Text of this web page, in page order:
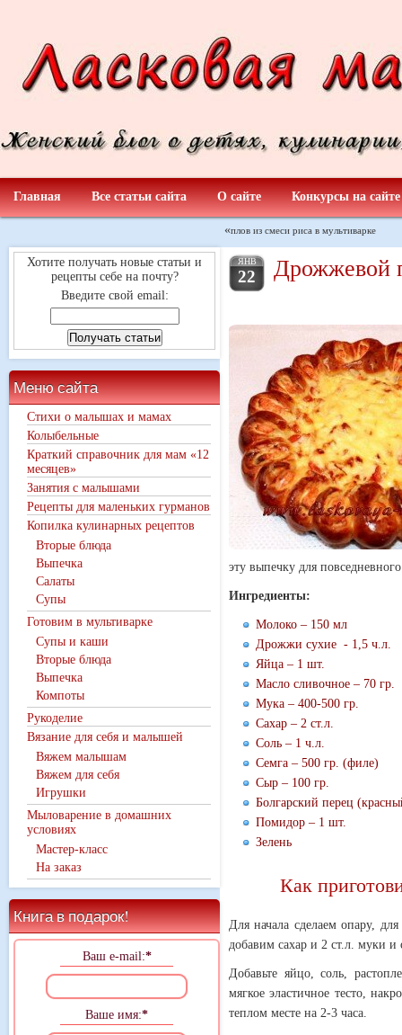
Главная Все статьи сайта О сайте Конкурсы на сайте
Хотите получать новые статьи и
рецепты себе на почту?
Введите свой email:
Меню сайта
Стихи о малышах и мамах
Колыбельные
Краткий справочник для мам «12
месяцев»
Занятия с малышами
Рецепты для маленьких гурманов
Копилка кулинарных рецептов
Вторые блюда
Выпечка
Салаты
Супы
Готовим в мультиварке
Супы и каши
Вторые блюда
Выпечка
Компоты
Рукоделие
Вязание для себя и малышей
Вяжем малышам
Вяжем для себя
Игрушки
Мыловарение в домашних
условиях
Мастер-класс
На заказ
Книга в подарок!
Ваш e-mail:*
Ваше имя:*
«плов из смеси риса в мультиварке
ЯНВ
22 Дрожжевой
эту выпечку для
Ингредиенты:
Молоко – 150 мл
Дрожжи сухие - 1,5 ч.л.
Яйца – 1 шт.
Масло сливочное – 70 гр.
Мука – 400-500 гр.
Сахар – 2 ст.л.
Соль – 1 ч.л.
Семга – 500 гр. (филе)
Сыр – 100 гр.
Болгарский перец
Помидор – 1 шт.
Зелень
Как
Для начала сделаем опару,
добавим сахар и 2 ст.л. муки
Добавьте яйцо, соль,
мягкое эластичное тесто,
теплом месте на 2-3 часа.